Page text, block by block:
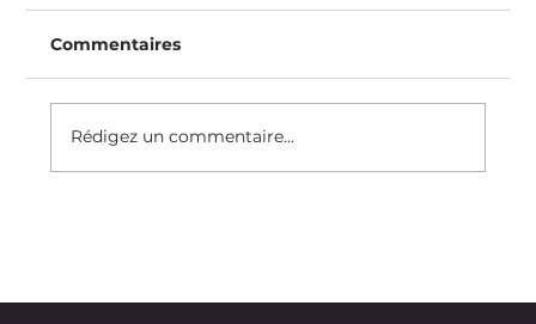
Commentaires
Rédigez un commentaire...